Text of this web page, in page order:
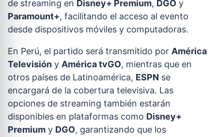
de streaming en Disney+ Premium, DGO y
Paramount+, facilitando el acceso al evento
desde dispositivos móviles y computadoras.
En Perú, el partido será transmitido por América
Televisión y América tvGO, mientras que en
otros países de Latinoamérica, ESPN se
encargará de la cobertura televisiva. Las
opciones de streaming también estarán
disponibles en plataformas como Disney+
Premium y DGO, garantizando que los